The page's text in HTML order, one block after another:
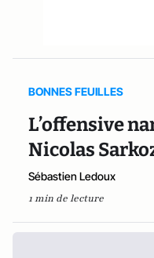
BONNES FEUILLES
L’offensive
Nicolas
Sébastien Ledoux
1 min de lecture